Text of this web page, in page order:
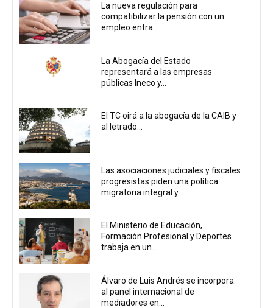
La nueva regulación para
compatibilizar la pensión con un
empleo entra...
La Abogacía del Estado
representará a las empresas
públicas Ineco y...
El TC oirá a la abogacía de la CAIB y
al letrado...
Las asociaciones judiciales y fiscales
progresistas piden una política
migratoria integral y...
El Ministerio de Educación,
Formación Profesional y Deportes
trabaja en un...
Álvaro de Luis Andrés se incorpora
al panel internacional de
mediadores en...